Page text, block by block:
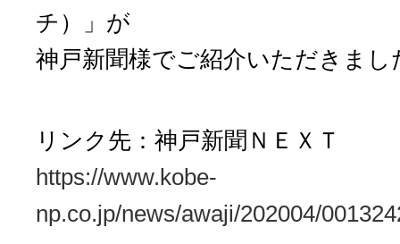
チ）」が
神戸新聞様でご紹介いただきまし
リンク先：神戸新聞ＮＥＸＴ
https://www.kobe-
np.co.jp/news/awaji/202004/